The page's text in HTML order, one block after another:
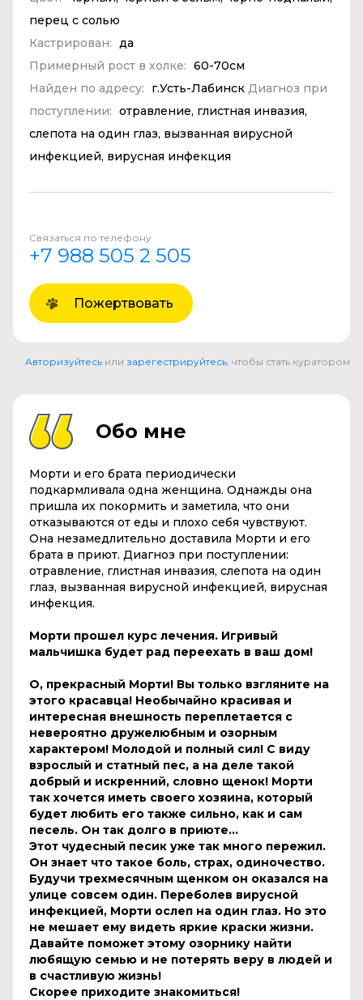
перец с солью
Кастрирован: да
Примерный рост в холке: 60-70см
Найден по адресу:
г.Усть-Лабинск Диагноз при
поступлении: отравление, глистная инвазия,
слепота на один глаз, вызванная вирусной
инфекцией, вирусная инфекция
Связаться по телефону
+7 988 505 2 505
Пожертвовать
Авторизуйтесь или зарегестрируйтесь , чтобы стать куратором
Обо мне
Морти и его брата периодически
подкармливала одна женщина. Однажды она
пришла их покормить и заметила, что они
отказываются от еды и плохо себя чувствуют.
Она незамедлительно доставила Морти и его
брата в приют. Диагноз при поступлении:
отравление, глистная инвазия, слепота на один
глаз, вызванная вирусной инфекцией, вирусная
инфекция.
Морти прошел курс лечения. Игривый
мальчишка будет рад переехать в ваш дом!
О, прекрасный Морти! Вы только взгляните на
этого красавца! Необычайно красивая и
интересная внешность переплетается с
невероятно дружелюбным и озорным
характером! Молодой и полный сил! С виду
взрослый и статный пес, а на деле такой
добрый и искренний, словно щенок! Морти
так хочется иметь своего хозяина, который
будет любить его также сильно, как и сам
песель. Он так долго в приюте...
Этот чудесный песик уже так много пережил.
Он знает что такое боль, страх, одиночество.
Будучи трехмесячным щенком он оказался на
улице совсем один. Переболев вирусной
инфекцией, Морти ослеп на один глаз. Но это
не мешает ему видеть яркие краски жизни.
Давайте поможет этому озорнику найти
любящую семью и не потерять веру в людей и
в счастливую жизнь!
Скорее приходите знакомиться!